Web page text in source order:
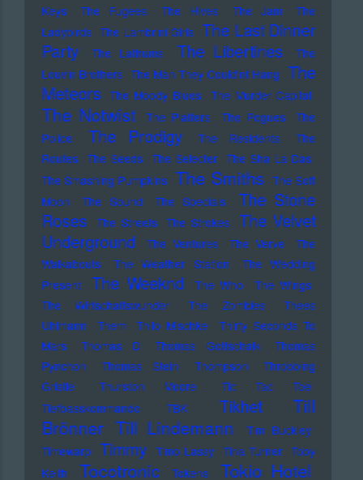
Keys
The Fugees The Hives The Jam
The
Ladybirds The Lambrini Girls The Last Dinner
Party
The Lathums The Libertines
The
Louvin Brothers The Man They Could'nt Hang The
Meteors The Moody Blues The Murder Capital
The Notwist The Platters The Pogues
The
Police
The Prodigy The Residents
The
Routes The Seeds The Selecter The Sha La Das
The Smashing Pumpkins The Smiths The Soft
Moon
The Sound The Specials
The Stone
Roses
The Streets The Strokes
The Velvet
Underground
The Ventures The Verve
The
Walkabouts
The Weather Station
The Wedding
Present
The Weeknd The Who
The Wings
The Wirtschaftswunder
The Zombies
Thees
Uhlmann
Them Thilo Mischke
Thirty Seconds To
Mars
Thomas D Thomas Gottschalk
Thomas
Pynchon
Thomas Stein Thompson
Throbbing
Gristle
Thurston Moore
Tic Tac Toe
Tiefbasskommando TBK
Tikhet
Till
Brönner Till Lindemann
Tim Buckley
Timewarp Timmy Timo Lassy Tina Turner Toby
Keith
Tocotronic Tokens Tokio Hotel